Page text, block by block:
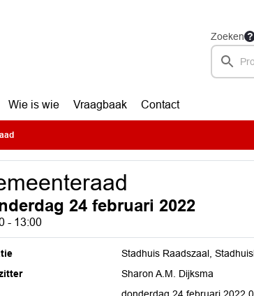
Zoeken
Wie is wie Vraagbaak Contact
24 februari 2022
- 13:00
Stadhuis Raadszaal,
Sharon A.M. Dijksma